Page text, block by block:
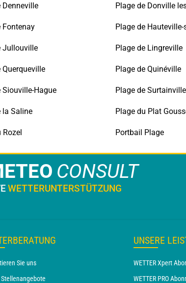
Denneville Plage de Donville
Fontenay Plage de Hauteville-
Jullouville Plage de Lingreville
Querqueville Plage de Quinéville
Siouville-Hague Plage de Surtainville
la Saline Plage du Plat
Rozel Portbail Plage
CONSULT
WETTERUNTERSTÜTZUNG
Sie uns
UNSERE
WETTER Xpert
WETTER PRO